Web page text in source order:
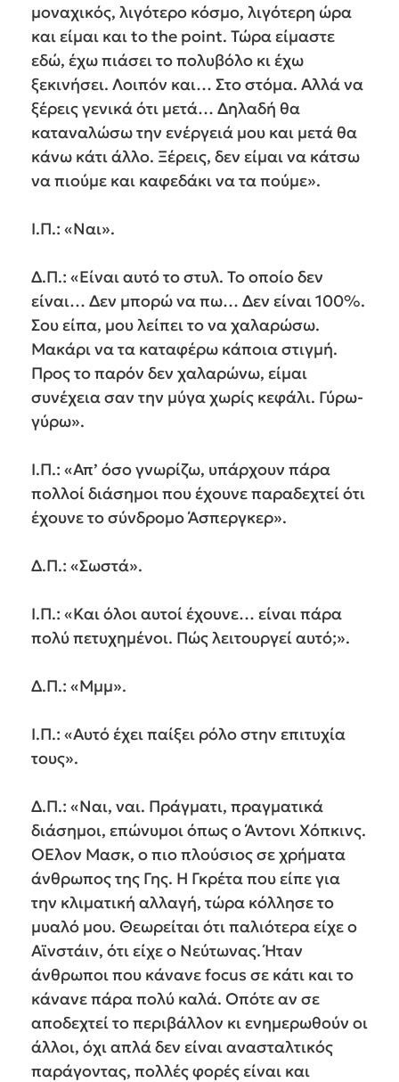
μοναχικός, λιγότερο κόσμο, λιγότερη ώρα
και είμαι και to the point. Τώρα είμαστε
εδώ, έχω πιάσει το πολυβόλο κι έχω
ξεκινήσει. Λοιπόν και… Στο στόμα. Αλλά να
ξέρεις γενικά ότι μετά… Δηλαδή θα
καταναλώσω την ενέργειά μου και μετά θα
κάνω κάτι άλλο. Ξέρεις, δεν είμαι να κάτσω
να πιούμε και καφεδάκι να τα πούμε».
Ι.Π.: «Ναι».
Δ.Π.: «Είναι αυτό το στυλ. Το οποίο δεν
είναι… Δεν μπορώ να πω… Δεν είναι 100%.
Σου είπα, μου λείπει το να χαλαρώσω.
Μακάρι να τα καταφέρω κάποια στιγμή.
Προς το παρόν δεν χαλαρώνω, είμαι
συνέχεια σαν την μύγα χωρίς κεφάλι. Γύρω-
γύρω».
Ι.Π.: «Απ’ όσο γνωρίζω, υπάρχουν πάρα
πολλοί διάσημοι που έχουνε παραδεχτεί ότι
έχουνε το σύνδρομο Άσπεργκερ».
Δ.Π.: «Σωστά».
Ι.Π.: «Και όλοι αυτοί έχουνε… είναι πάρα
πολύ πετυχημένοι. Πώς λειτουργεί αυτό;».
Δ.Π.: «Μμμ».
Ι.Π.: «Αυτό έχει παίξει ρόλο στην επιτυχία
τους».
Δ.Π.: «Ναι, ναι. Πράγματι, πραγματικά
διάσημοι, επώνυμοι όπως ο Άντονι Χόπκινς.
ΟΈλον Μασκ, ο πιο πλούσιος σε χρήματα
άνθρωπος της Γης. Η Γκρέτα που είπε για
την κλιματική αλλαγή, τώρα κόλλησε το
μυαλό μου. Θεωρείται ότι παλιότερα είχε ο
Αϊνστάιν, ότι είχε ο Νεύτωνας. Ήταν
άνθρωποι που κάνανε focus σε κάτι και το
κάνανε πάρα πολύ καλά. Οπότε αν σε
αποδεχτεί το περιβάλλον κι ενημερωθούν οι
άλλοι, όχι απλά δεν είναι ανασταλτικός
παράγοντας, πολλές φορές είναι και